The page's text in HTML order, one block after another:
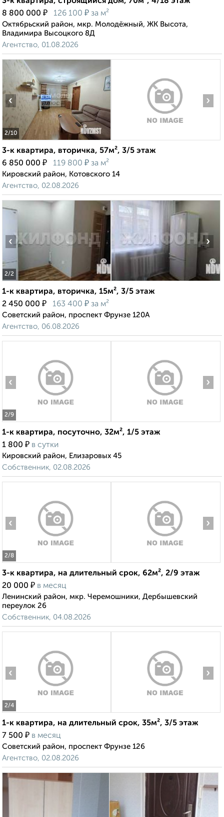
8 800 000 ₽ 126 100 ₽ за м²
Октябрьский район, мкр. Молодёжный, ЖК Высота,
Владимира Высоцкого 8Д
Агентство, 01.08.2026
2/10
‹ ›
3-к квартира, вторичка, 57м², 3/5 этаж
6 850 000 ₽ 119 800 ₽ за м²
Кировский район, Котовского 14
Агентство, 02.08.2026
2/2
‹ ›
1-к квартира, вторичка, 15м², 3/5 этаж
2 450 000 ₽ 163 400 ₽ за м²
Советский район, проспект Фрунзе 120А
Агентство, 06.08.2026
2/9
‹ ›
1-к квартира, посуточно, 32м², 1/5 этаж
1 800 ₽ в сутки
Кировский район, Елизаровых 45
Собственник, 02.08.2026
2/8
‹ ›
3-к квартира, на длительный срок, 62м², 2/9 этаж
20 000 ₽ в месяц
Ленинский район, мкр. Черемошники, Дербышевский
переулок 26
Собственник, 04.08.2026
2/4
‹ ›
1-к квартира, на длительный срок, 35м², 3/5 этаж
7 500 ₽ в месяц
Советский район, проспект Фрунзе 126
Агентство, 02.08.2026